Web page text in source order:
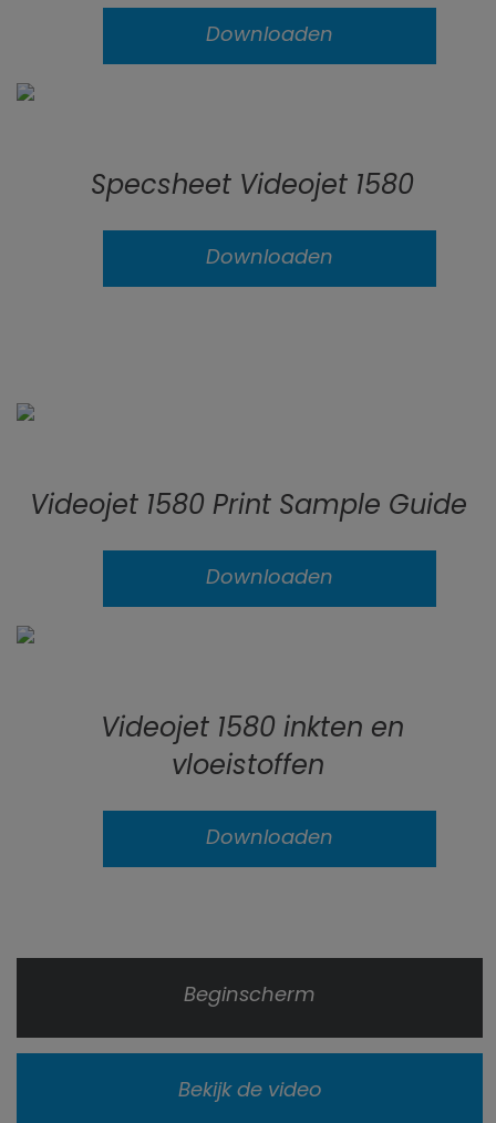
Downloaden
Specsheet Videojet 1580
Downloaden
Videojet 1580 Print Sample Guide
Downloaden
Videojet 1580 inkten en
vloeistoffen
Downloaden
Beginscherm
Bekijk de video